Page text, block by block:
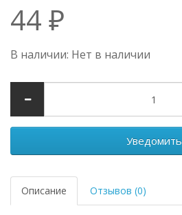
44 ₽
В наличии: Нет в наличии
Уведомить
Описание Отзывов (0)